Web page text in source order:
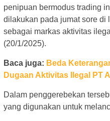
penipuan bermodus trading
dilakukan pada jumat sore di
sebagai markas aktivitas
(20/1/2025).
Baca juga: Beda
Dugaan Aktivitas Ilegal PT
Dalam penggerebekan
yang digunakan untuk